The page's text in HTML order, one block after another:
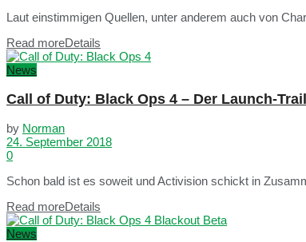
Laut einstimmigen Quellen, unter anderem auch von
Read moreDetails
News
Call of Duty: Black Ops 4 – Der Launch-
by Norman
24. September 2018
0
Schon bald ist es soweit und Activision schickt in
Read moreDetails
News